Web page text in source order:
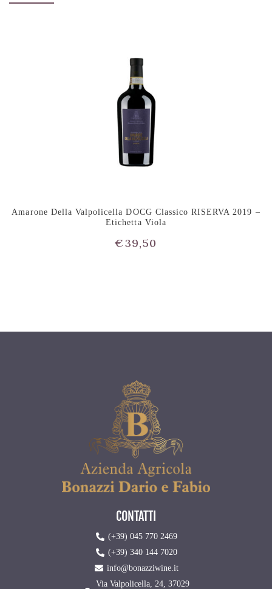
Amarone Della Valpolicella DOCG Classico RISERVA 2019 –
Etichetta Viola
€39,50
CONTATTI
(+39) 045 770 2469
(+39) 340 144 7020
info@bonazziwine.it
Via Valpolicella, 24, 37029